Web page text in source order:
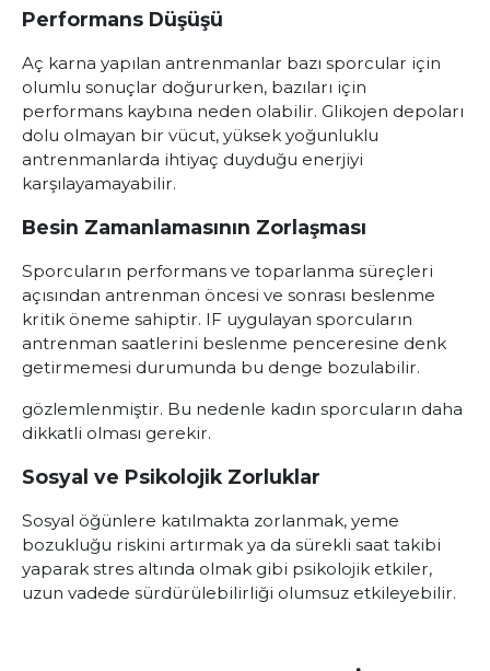
Performans Düşüşü
Aç karna yapılan antrenmanlar bazı sporcular için
olumlu sonuçlar doğururken, bazıları için
performans kaybına neden olabilir. Glikojen depoları
dolu olmayan bir vücut, yüksek yoğunluklu
antrenmanlarda ihtiyaç duyduğu enerjiyi
karşılayamayabilir.
Besin Zamanlamasının Zorlaşması
Sporcuların performans ve toparlanma süreçleri
açısından antrenman öncesi ve sonrası beslenme
kritik öneme sahiptir. IF uygulayan sporcuların
antrenman saatlerini beslenme penceresine denk
getirmemesi durumunda bu denge bozulabilir.
gözlemlenmiştir. Bu nedenle kadın sporcuların daha
dikkatli olması gerekir.
Sosyal ve Psikolojik Zorluklar
Sosyal öğünlere katılmakta zorlanmak, yeme
bozukluğu riskini artırmak ya da sürekli saat takibi
yaparak stres altında olmak gibi psikolojik etkiler,
uzun vadede sürdürülebilirliği olumsuz etkileyebilir.